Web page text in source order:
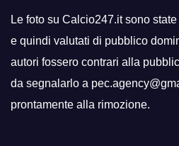
Le foto su Calcio247.it sono
e quindi valutati di pubblico
autori fossero contrari alla
da segnalarlo a
prontamente alla rimozione.